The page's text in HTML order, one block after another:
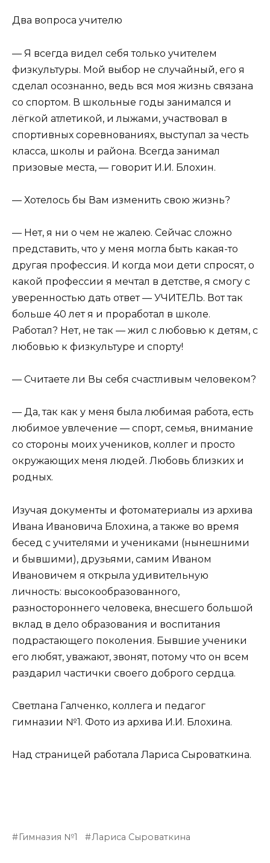
Два вопроса учителю
— Я всегда видел себя только учителем
физкультуры. Мой выбор не случайный, его я
сделал осознанно, ведь вся моя жизнь связана
со спортом. В школьные годы занимался и
лёгкой атлетикой, и лыжами, участвовал в
спортивных соревнованиях, выступал за честь
класса, школы и района. Всегда занимал
призовые места, — говорит И.И. Блохин.
— Хотелось бы Вам изменить свою жизнь?
— Нет, я ни о чем не жалею. Сейчас сложно
представить, что у меня могла быть какая-то
другая профессия. И когда мои дети спросят, о
какой профессии я мечтал в детстве, я смогу с
уверенностью дать ответ — УЧИТЕЛЬ. Вот так
больше 40 лет я и проработал в школе.
Работал? Нет, не так — жил с любовью к детям, с
любовью к физкультуре и спорту!
— Считаете ли Вы себя счастливым человеком?
— Да, так как у меня была любимая работа, есть
любимое увлечение — спорт, семья, внимание
со стороны моих учеников, коллег и просто
окружающих меня людей. Любовь близких и
родных.
Изучая документы и фотоматериалы из архива
Ивана Ивановича Блохина, а также во время
бесед с учителями и учениками (нынешними
и бывшими), друзьями, самим Иваном
Ивановичем я открыла удивительную
личность: высокообразованного,
разностороннего человека, внесшего большой
вклад в дело образования и воспитания
подрастающего поколения. Бывшие ученики
его любят, уважают, звонят, потому что он всем
раздарил частички своего доброго сердца.
Светлана Галченко, коллега и педагог
гимназии №1. Фото из архива И.И. Блохина.
Над страницей работала Лариса Сыроваткина.
Гимназия №1 Лариса Сыроваткина